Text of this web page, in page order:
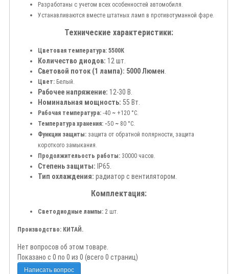
Разработаны с учетом всех особенностей автомобиля.
Устанавливаются вместе штатных ламп в противотуманной фаре.
Технические характеристики:
Цветовая температура: 5500К
Количество диодов: 12 шт.
Световой поток (1 лампа): 5000 Люмен
Цвет: Белый.
Рабочее напряжение: 12-30 В.
Номинальная мощность: 55 Вт.
Рабочая температура: -40 ~ +120 °С.
Температура хранения: -50 ~ 80 °С.
Функции защиты: защита от обратной полярности, защита
короткого замыкания.
Продолжительость работы: 30000 часов.
Степень защиты: IP65.
Тип охлаждения: радиатор с вентилятором.
Комплектация:
Светодиодные лампы: 2 шт.
Производство: КИТАЙ.
Нет вопросов об этом товаре.
Показано с 0 по 0 из 0 (всего 0 страниц)
Написать вопрос